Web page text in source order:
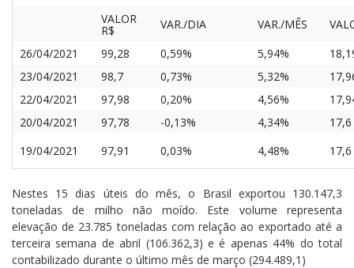
VALOR
R$ VAR./DIA VAR./MÊS
26/04/2021
99,28 0,59% 5,94%
23/04/2021
98,7 0,73% 5,32%
22/04/2021
97,98 0,20% 4,56%
20/04/2021
97,78 -0,13% 4,34%
17,6
19/04/2021
97,91 0,03% 4,48% 17,6
Nestes 15 dias úteis do mês, o Brasil exportou 130.147,3
toneladas de milho não moído. Este volume representa
elevação de 23.785 toneladas com relação ao exportado até a
terceira semana de abril (106.362,3) e é apenas 44% do total
contabilizado durante o último mês de março (294.489,1)